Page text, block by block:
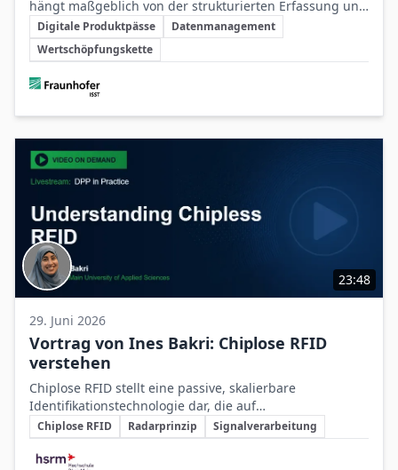
hängt maßgeblich von der strukturierten Erfassung und
dem effektiven Management verlässlicher Produktdaten
entlang der gesamten Wertschöpfungskette ab.
Schlüsselthemen
Digitale Produktpässe
Datenmanagement
Wertschöpfungskette
Beteiligte Unternehmen
23:48
29. Juni 2026
Vortrag von Ines Bakri: Chiplose RFID
verstehen
Chiplose RFID stellt eine passive, skalierbare
Identifikationstechnologie dar, die auf
elektromagnetischen Signaturen basiert und
traditionelle RFID-Methoden durch kostengünstigere
und druckbare Anwendungen ergänzen kann.
Schlüsselthemen
Chiplose RFID Radarprinzip Signalverarbeitung
Beteiligte Unternehmen